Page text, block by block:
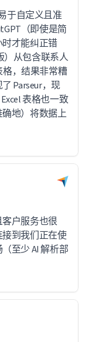
于自定义且准
（即使是简
才能纠正错
）从包含联系人
格，结果非常糟
Parseur，现
表格也一致
地）将数据上
户服务也很
到我们正在使
至少 AI 解析部